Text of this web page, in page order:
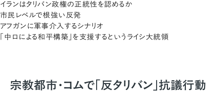
イランはタリバン政権の正統性を認めるか
市民レベルで根強い反発
アフガンに軍事介入するシナリオ
「中ロによる和平構築」を支援するというライシ大統領
宗教都市・コムで「反タリバン」抗議行動